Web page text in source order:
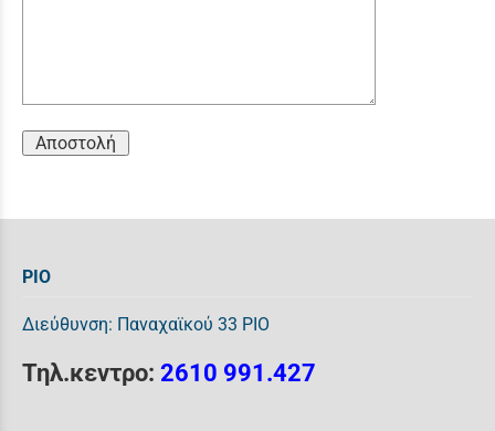
Αποστολή
ΡΙΟ
Διεύθυνση: Παναχαϊκού 33 ΡΙΟ
Τηλ.κεντρο: 2610 991.427